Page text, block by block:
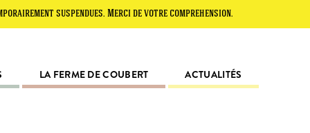
suspendues. Merci de votre compréhension.
LA FERME DE COUBERT ACTUALITÉS